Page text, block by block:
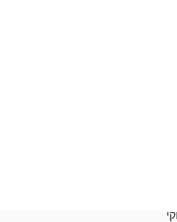
שמחפש להתרחק
על תחושת טבע אמיתית. לא
שמזמין לעצור, לנשום ולהתחבר
מקומות פחות מוכרים, שבהם אפשר
במים הקרירים. משפחות שמגיעות עם
טיול רחב יותר, ואילו זוגות רבים
לאתרים נוספים באזור. זהו מקום